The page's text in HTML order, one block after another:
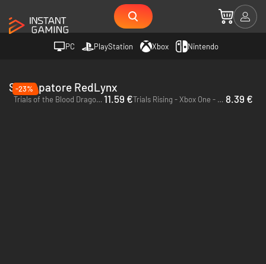
PC PlayStation Xbox Nintendo
Sviluppatore RedLynx
-23%
Trials of the Blood Dragon - PC (Ubisoft Connect) 11.59 € Trials Rising - Xbox One - US 8.39 €